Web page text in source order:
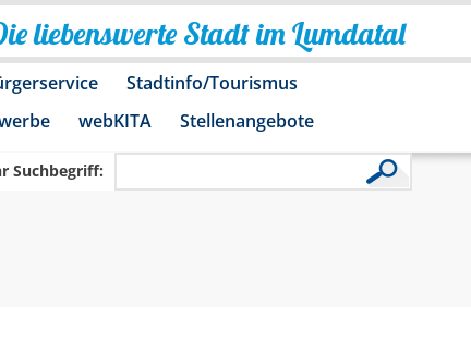
liebenswerte Stadt im Lumdatal
Stadtinfo/Tourismus
webKITA Stellenangebote
Suchbegriff: